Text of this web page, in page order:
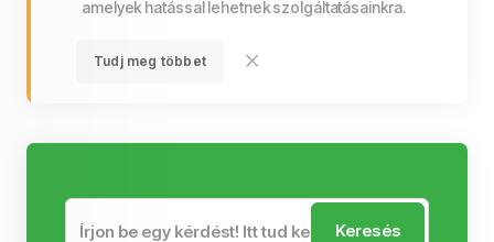
amelyek hatással lehetnek szolgáltatásainkra.
Tudj meg többet
Keresés